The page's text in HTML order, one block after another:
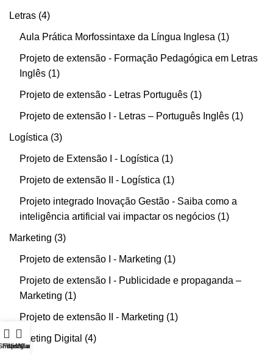
Letras 4
Aula Prática Morfossintaxe da Língua Inglesa 1
Projeto de extensão - Formação Pedagógica em Letras
Inglês 1
Projeto de extensão - Letras Português 1
Projeto de extensão I - Letras – Português Inglês 1
Logística 3
Projeto de Extensão I - Logística 1
Projeto de extensão II - Logística 1
Projeto integrado Inovação Gestão - Saiba como a
inteligência artificial vai impactar os negócios 1
Marketing 3
Projeto de extensão I - Marketing 1
Projeto de extensão I - Publicidade e propaganda –
Marketing
1
Projeto de extensão II - Marketing 1
Marketing Digital 4
Filters
Wishlist
Cart
My account